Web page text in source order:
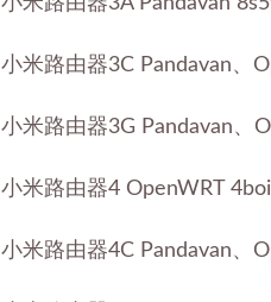
小米路由器3C Pandavan、
小米路由器3G Pandavan、
小米路由器4 OpenWRT 4boi
小米路由器4C Pandavan、